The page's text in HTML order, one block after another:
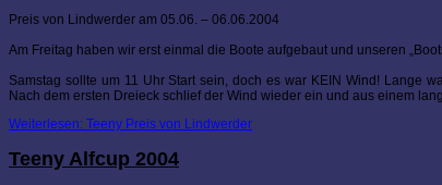
Preis von Lindwerder am 05.06. – 06.06.2004
Am Freitag haben wir erst einmal die Boote aufgebaut und unseren
Samstag sollte um 11 Uhr Start sein, doch es war KEIN Wind! Lange
Nach dem ersten Dreieck schlief der Wind wieder ein und aus einem
Weiterlesen: Teeny Preis von Lindwerder
Teeny Alfcup 2004